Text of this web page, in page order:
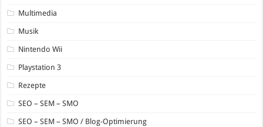
Multimedia
Musik
Nintendo Wii
Playstation 3
Rezepte
SEO – SEM – SMO
SEO – SEM – SMO / Blog-Optimierung